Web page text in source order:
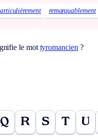
remarquablement
le mot tyromancien ?
Q R S T U